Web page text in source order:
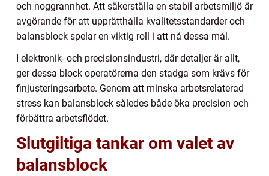
och noggrannhet. Att säkerställa en stabil arbetsmiljö är
avgörande för att upprätthålla kvalitetsstandarder och
balansblock spelar en viktig roll i att nå dessa mål.
I elektronik- och precisionsindustri, där detaljer är allt,
ger dessa block operatörerna den stadga som krävs för
finjusteringsarbete. Genom att minska arbetsrelaterad
stress kan balansblock således både öka precision och
förbättra arbetsflödet.
Slutgiltiga tankar om valet av
balansblock